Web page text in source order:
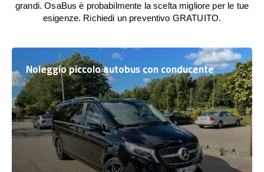
grandi. OsaBus è probabilmente la scelta migliore per le tue
esigenze. Richiedi un preventivo GRATUITO.
Noleggio piccolo autobus con conducente